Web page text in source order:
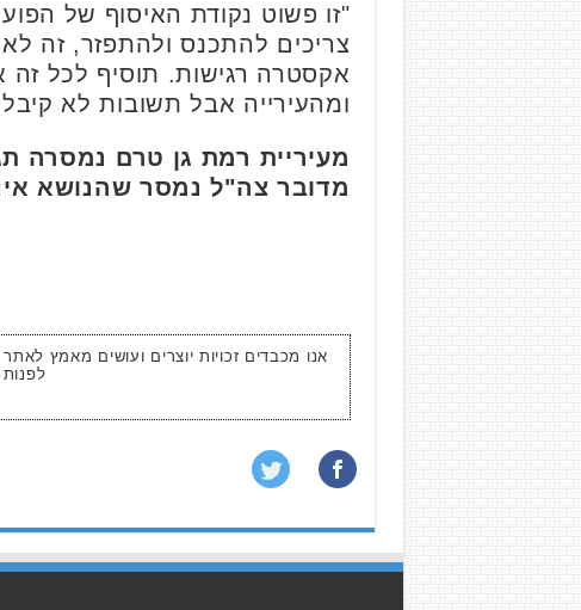
"זו פשוט נקודת האיסוף של
אקסטרה רגישות. תוסיף לכל
ומהעירייה אבל תשובות לא
מעיריית רמת גן טרם נמסרה
מדובר צה"ל נמסר שהנושא
אנו מכבדים זכויות יוצרים ועושים מאמץ